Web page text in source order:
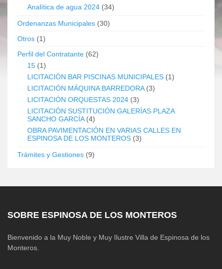
Analítica de agua 2024 (34)
Ordenanzas Municipales (30)
Otros (1)
Perfil del Contratante (62)
15 (1)
LICITACIÓN BAR PISCINAS MUNICIPALES (1)
LICITACIÓN MÁQUINA BARREDORA(3)
LICITACIÓN ORQUESTAS 2024 (3)
LICITACIÓN SUSTITUCIÓN GALERÍAS PLAZA
SANCHO GARCÍA(4)
OBRA PAVIMENTACIÓN EN VARIAS CALLES EN
ESPINOSA DE LOS MONTEROS (3)
Trámites y Gestiones (9)
SOBRE ESPINOSA DE LOS MONTEROS
Bienvenido a la Muy Noble y Muy Ilustre Villa de Espinosa de los
Monteros.